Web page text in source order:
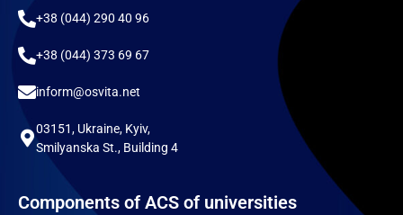
+38 (044) 290 40 96
+38 (044) 373 69 67
inform@osvita.net
03151, Ukraine, Kyiv,
Smilyanska St., Building 4
Components of ACS of universities